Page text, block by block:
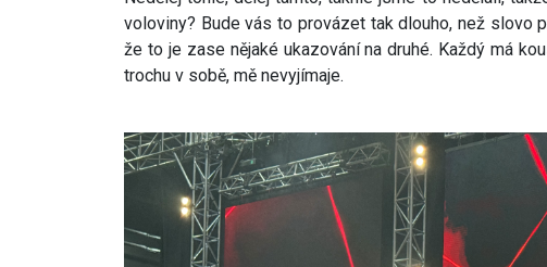
voloviny? Bude vás to provázet tak dlouho, než slovo
že to je zase nějaké ukazování na druhé. Každý má
trochu v sobě, mě nevyjímaje.